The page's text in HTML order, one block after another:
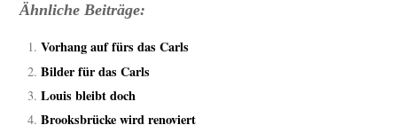
Ähnliche Beiträge:
Vorhang auf fürs das Carls
Bilder für das Carls
Louis bleibt doch
Brooksbrücke wird renoviert